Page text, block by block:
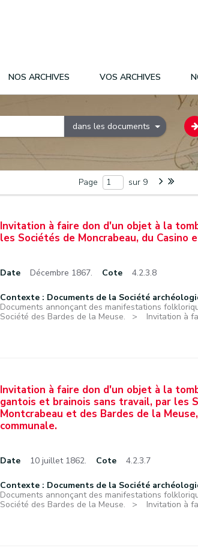
NOS ARCHIVES VOS ARCHIVES
dans les documents
Page sur 9
Invitation à faire don d'un objet à la
les Sociétés de Moncrabeau, du Casino
Date Décembre 1867. Cote 4.2.3.8
Contexte : Documents de la Société
Documents annonçant des manifestations
Société des Bardes de la Meuse.
Invitation à
Invitation à faire don d'un objet à la
gantois et brainois sans travail, par les
Montcrabeau et des Bardes de la
communale.
Date 10 juillet 1862. Cote 4.2.3.7
Contexte : Documents de la Société
Documents annonçant des manifestations
Société des Bardes de la Meuse.
Invitation à